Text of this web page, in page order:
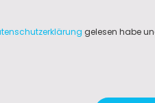
gelesen habe